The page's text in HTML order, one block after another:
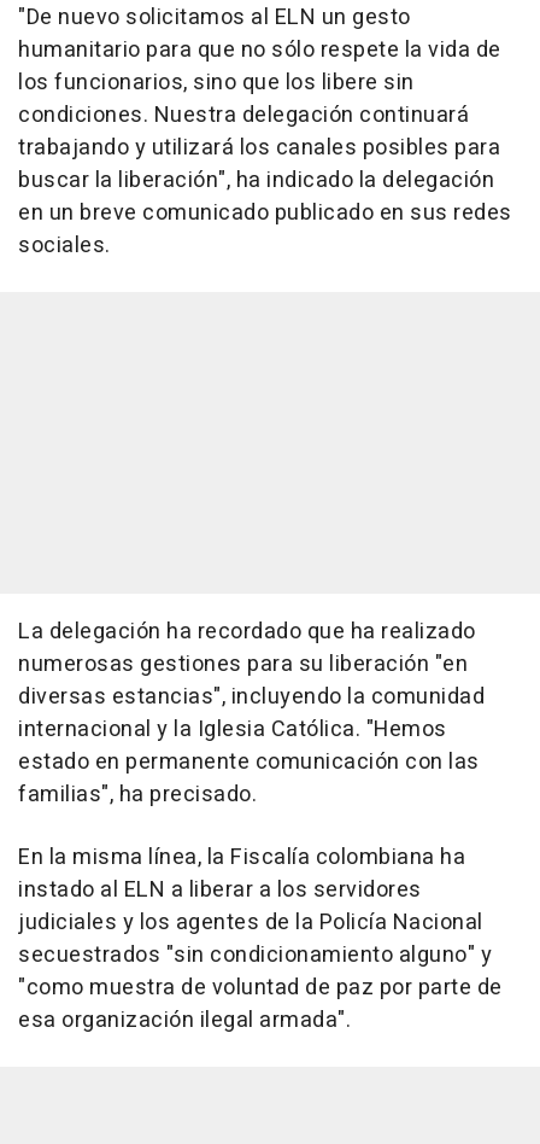
"De nuevo solicitamos al ELN un gesto
humanitario para que no sólo respete la vida de
los funcionarios, sino que los libere sin
condiciones. Nuestra delegación continuará
trabajando y utilizará los canales posibles para
buscar la liberación", ha indicado la delegación
en un breve comunicado publicado en sus redes
sociales.
La delegación ha recordado que ha realizado
numerosas gestiones para su liberación "en
diversas estancias", incluyendo la comunidad
internacional y la Iglesia Católica. "Hemos
estado en permanente comunicación con las
familias", ha precisado.
En la misma línea, la Fiscalía colombiana ha
instado al ELN a liberar a los servidores
judiciales y los agentes de la Policía Nacional
secuestrados "sin condicionamiento alguno" y
"como muestra de voluntad de paz por parte de
esa organización ilegal armada".